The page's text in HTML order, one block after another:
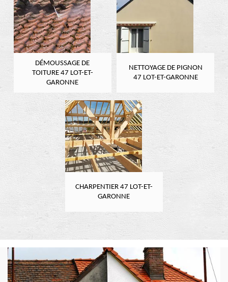
DÉMOUSSAGE DE
TOITURE 47 LOT-ET-
GARONNE
NETTOYAGE DE PIGNON
47 LOT-ET-GARONNE
CHARPENTIER 47 LOT-ET-
GARONNE